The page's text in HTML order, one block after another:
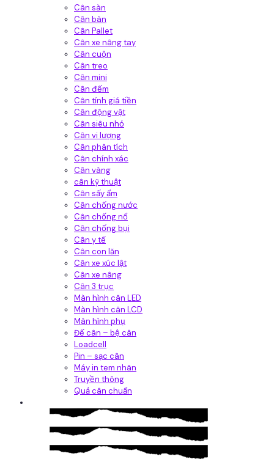
Cân sàn
Cân bàn
Cân Pallet
Cân xe nâng tay
Cân cuộn
Cân treo
Cân mini
Cân đếm
Cân tính giá tiền
Cân động vật
Cân siêu nhỏ
Cân vi lượng
Cân phân tích
Cân chính xác
Cân vàng
cân kỹ thuật
Cân sấy ẩm
Cân chống nước
Cân chống nổ
Cân chống bụi
Cân y tế
Cân con lăn
Cân xe xúc lật
Cân xe nâng
Cân 3 trục
Màn hình cân LED
Màn hình cân LCD
Màn hình phụ
Đế cân – bệ cân
Loadcell
Pin – sạc cân
Máy in tem nhãn
Truyền thông
Quả cân chuẩn